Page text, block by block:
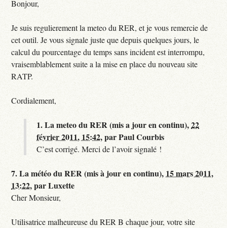
Bonjour,
Je suis regulierement la meteo du RER, et je vous remercie de
cet outil. Je vous signale juste que depuis quelques jours, le
calcul du pourcentage du temps sans incident est interrompu,
vraisemblablement suite a la mise en place du nouveau site
RATP.
Cordialement,
1.La meteo du RER (mis a jour en continu),22
février 2011, 15:42,parPaul Courbis
C’est corrigé. Merci de l’avoir signalé !
7.La météo du RER (mis à jour en continu), 15 mars 2011,
13:22,parLuxette
Cher Monsieur,
Utilisatrice malheureuse du RER B chaque jour, votre site